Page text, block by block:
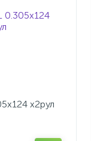
x2рул